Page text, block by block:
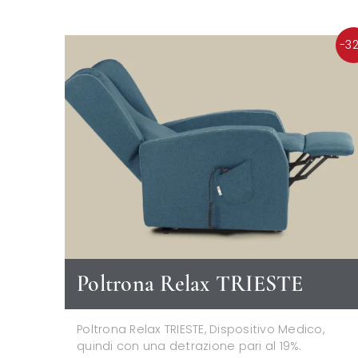
Poltrona Relax TRIESTE
Poltrona Relax TRIESTE, Dispositivo Medico,
quindi con una detrazione pari al 19%.
-